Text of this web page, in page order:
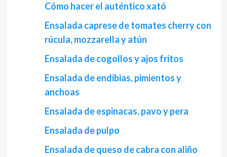
Cómo hacer el auténtico xató
Ensalada caprese de tomates cherry con
rúcula, mozzarella y atún
Ensalada de cogollos y ajos fritos
Ensalada de endibias, pimientos y
anchoas
Ensalada de espinacas, pavo y pera
Ensalada de pulpo
Ensalada de queso de cabra con aliño